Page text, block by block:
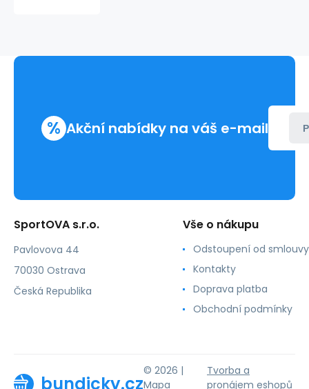
fashionable
% Akční nabídky na váš e-mail
SportOVA s.r.o.
Pavlovova 44
70030 Ostrava
Česká Republika
Vše o nákupu
Odstoupení od smlouvy
Kontakty
Doprava platba
Obchodní podmínky
bundicky.cz
© 2026 |
Mapa
Tvorba a
pronájem eshopů